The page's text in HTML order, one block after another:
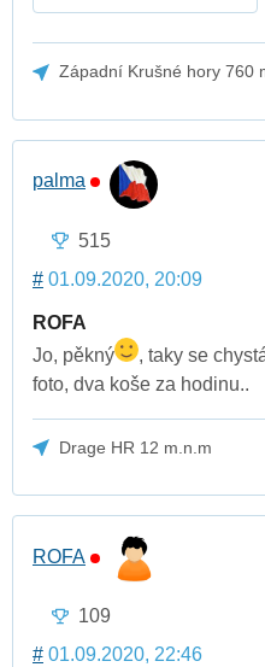
Západní Krušné hory 760
palma
515
# 01.09.2020, 20:09
ROFA
Jo, pěkný
, taky se
foto, dva koše za hodinu..
Drage HR 12 m.n.m
ROFA
109
# 01.09.2020, 22:46